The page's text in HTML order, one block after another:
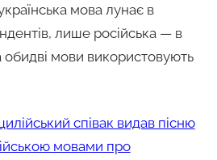
мова лунає в
лише російська — в
обидві мови використовують
співак видав пісню
мовами про